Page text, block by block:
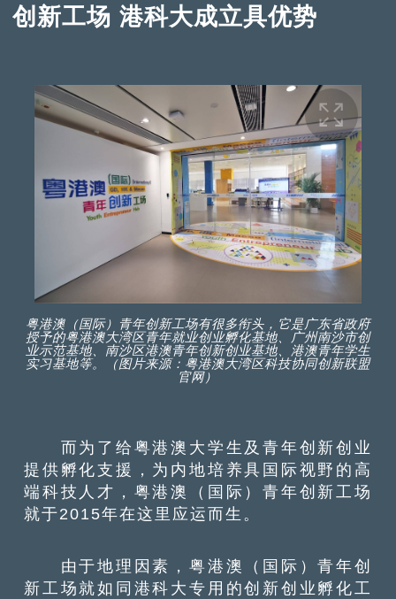
创新工场 港科大成立具优势
粤港澳（国际）青年创新工场有很多衔头，它是广东省政府
授予的粤港澳大湾区青年就业创业孵化基地、广州南沙市创
业示范基地、南沙区港澳青年创新创业基地、港澳青年学生
实习基地等。（图片来源：粤港澳大湾区科技协同创新联盟
官网）
而为了给粤港澳大学生及青年创新创业
提供孵化支援，为内地培养具国际视野的高
端科技人才，粤港澳（国际）青年创新工场
就于2015年在这里应运而生。
由于地理因素，粤港澳（国际）青年创
新工场就如同港科大专用的创新创业孵化工